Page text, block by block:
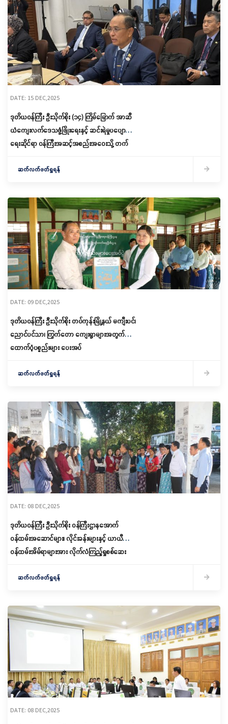
DATE: 15 DEC,2025
ဒုတိယဝန်ကြီး ဦးသိုက်စိုး (၁၄) ကြိမ်မြောက် အာဆီ
ယံကျေးလက်ဒေသဖွံ့ဖြိုးရေးနှင့် ဆင်းရဲမှုပပျောက်
ရေးဆိုင်ရာ ဝန်ကြီးအဆင့်အစည်းအဝေးသို့ တက်
ဆက်လက်ဖတ်ရှုရန်
DATE: 09 DEC,2025
ဒုတိယဝန်ကြီး ဦးသိုက်စိုး တပ်ကုန်းမြို့နယ် မကျီးပင်၊
ညောင်ပင်သာ၊ ကြွက်တော ကျေးရွာများအတွက်
ထောက်ပံ့ပစ္စည်းများ ပေးအပ်
ဆက်လက်ဖတ်ရှုရန်
DATE: 08 DEC,2025
ဒုတိယဝန်ကြီး ဦးသိုက်စိုး ဝန်ကြီးဌာနအောက်
ဝန်ထမ်းအဆောင်များ၊ လိုင်းခန်းများနှင့် ယာယီ
ဝန်ထမ်းအိမ်ရာများအား လိုက်လံကြည့်ရှုစစ်ဆေး
ဆက်လက်ဖတ်ရှုရန်
DATE: 08 DEC,2025